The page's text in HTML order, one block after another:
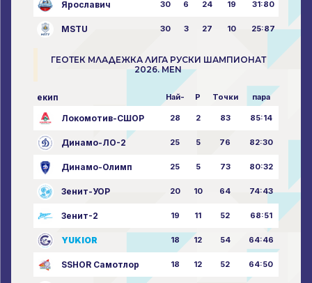
Ярославич 30 6 24 19 31:80
MSTU 30 3 27 10 25:87
ГЕОТЕК МЛАДЕЖКА ЛИГА РУСКИ ШАМПИОНАТ
2026. MEN
екип Най- P Точки пара
Локомотив-СШОР 28 2 83 85:14
Динамо-ЛО-2 25 5 76 82:30
Динамо-Олимп 25 5 73 80:32
Зенит-УОР 20 10 64 74:43
Зенит-2 19 11 52 68:51
YUKIOR 18 12 54 64:46
SSHOR Самотлор 18 12 52 64:50